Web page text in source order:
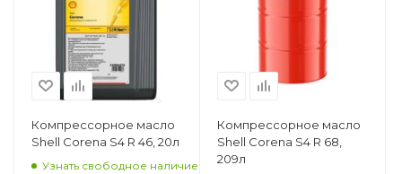
Компрессорное масло
Shell Corena S4 R 46, 20л
Узнать свободное наличие
Компрессорное масло
Shell Corena S4 R 68,
209л